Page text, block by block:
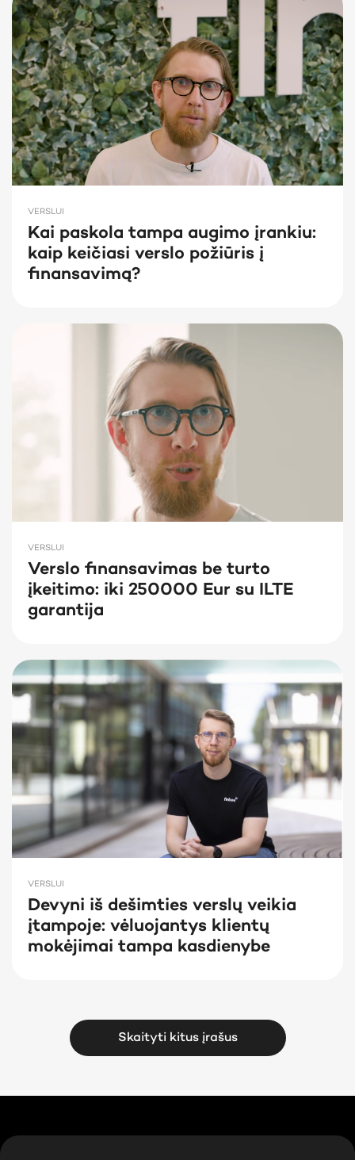
VERSLUI
Kai paskola tampa augimo įrankiu:
kaip keičiasi verslo požiūris į
finansavimą?
VERSLUI
Verslo finansavimas be turto
įkeitimo: iki 250000 Eur su ILTE
garantija
VERSLUI
Devyni iš dešimties verslų veikia
įtampoje: vėluojantys klientų
mokėjimai tampa kasdienybe
Skaityti kitus įrašus